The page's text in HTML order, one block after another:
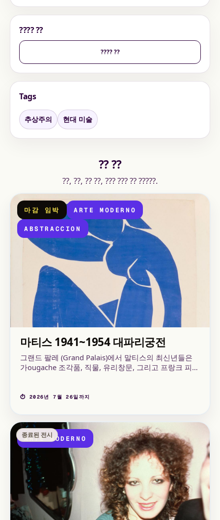
???? ??
???? ??
Tags
추상주의 현대 미술
?? ??
??, ??, ?? ??, ??? ??? ?? ?????.
마감 임박 ARTE MODERNO
ABSTRACCION
마티스 1941~1954 대파리궁전
그랜드 팔레 (Grand Palais)에서 말티스의 최신년들은
가ougache 조각품, 직물, 유리창문, 그리고 프랑크 피
⏱ 2026년 7월 26일까지
종료된 전시
ARTE MODERNO